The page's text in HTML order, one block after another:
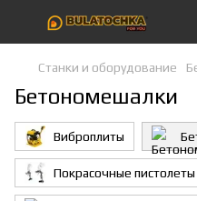
Станки и оборудование
Бетономешалки
Виброплиты
Покрасочные пистолеты